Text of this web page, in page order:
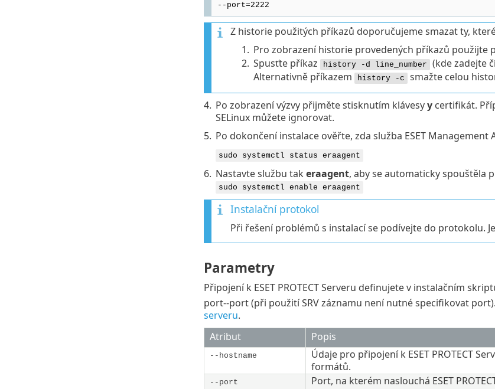
--port=2222
Z historie použitých příkazů doporučujeme smazat ty,
1. Pro zobrazení historie provedených příkazů použijte
2. Spusťte příkaz history -d line_number (kde zadejte
Alternativně příkazem
history -c smažte celou
4. Po zobrazení výzvy přijměte stisknutím klávesyycertifikát.
SELinux můžete ignorovat.
5. Po dokončení instalace ověřte, zda služba ESET
sudo systemctl status eraagent
6. Nastavte službu tak eraagent, aby se automaticky spouštěla
sudo systemctl enable eraagent
Instalační protokol
Při řešení problémů s instalací se podívejte do protokolu.
Parametry
Připojení k ESET PROTECT Serveru definujete v instalačním
port--port (při použití SRV záznamu není nutné specifikovat port).
serveru.
Atribut
Popis
--hostname
Údaje pro připojení k ESET PROTECT
formátů.
--port Port, na kterém naslouchá ESET